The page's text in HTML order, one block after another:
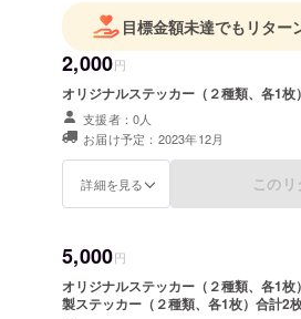
目標金額未達でもリター
2,000円
オリジナルステッカー（２種類、各1枚
支援者：0人
お届け予定：2023年12月
詳細を見る この
5,000円
オリジナルステッカー（２種類、各1
製ステッカー（２種類、各1枚）合計2